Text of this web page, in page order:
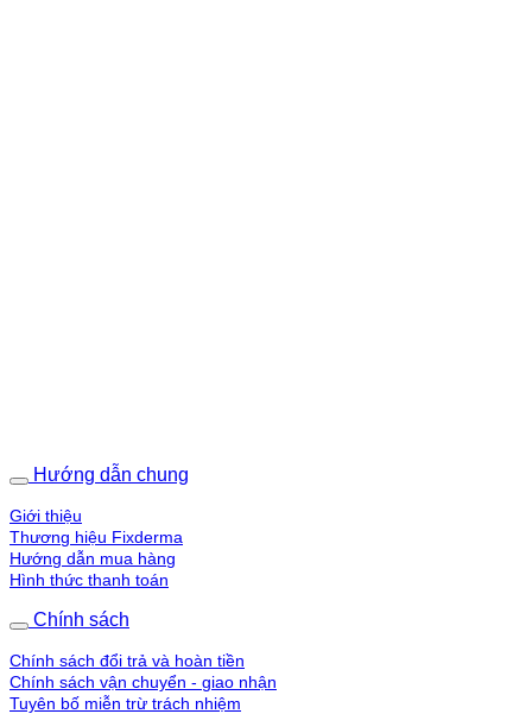
Hướng dẫn chung
Giới thiệu
Thương hiệu Fixderma
Hướng dẫn mua hàng
Hình thức thanh toán
Chính sách
Chính sách đổi trả và hoàn tiền
Chính sách vận chuyển - giao nhận
Tuyên bố miễn trừ trách nhiệm